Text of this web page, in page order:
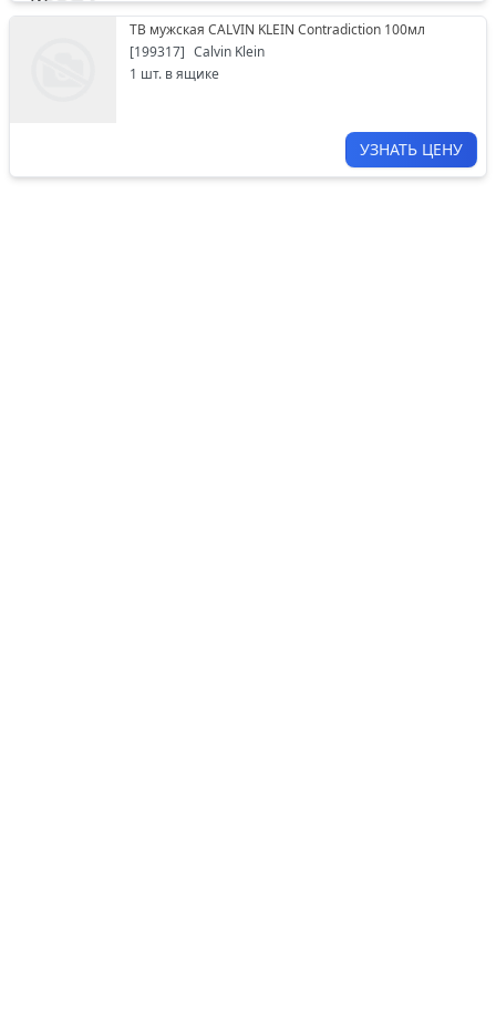
ТВ мужская CALVIN KLEIN Contradiction 100мл
[199317] Calvin Klein
1 шт. в ящике
УЗНАТЬ ЦЕНУ